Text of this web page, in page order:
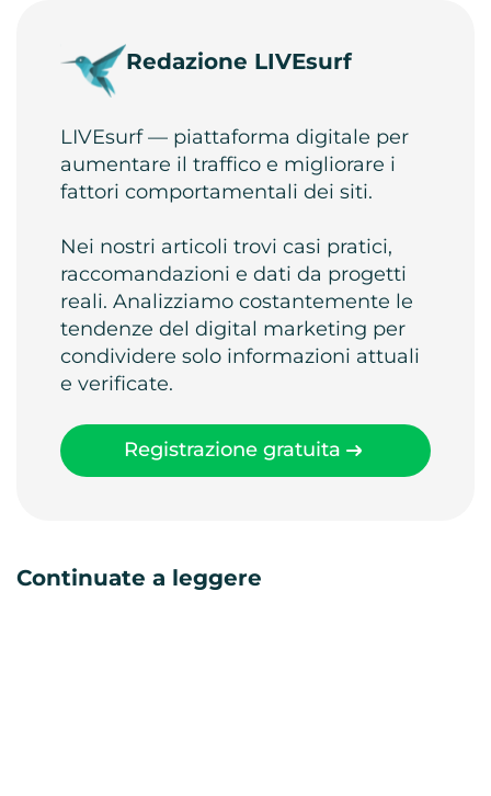
Redazione LIVEsurf
LIVEsurf — piattaforma digitale per
aumentare il traffico e migliorare i
fattori comportamentali dei siti.
Nei nostri articoli trovi casi pratici,
raccomandazioni e dati da progetti
reali. Analizziamo costantemente le
tendenze del digital marketing per
condividere solo informazioni attuali
e verificate.
Registrazione gratuita
Continuate a leggere